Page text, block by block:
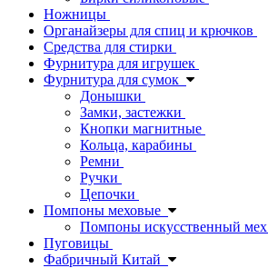
Ножницы
Органайзеры для спиц и крючков
Средства для стирки
Фурнитура для игрушек
Фурнитура для сумок
Донышки
Замки, застежки
Кнопки магнитные
Кольца, карабины
Ремни
Ручки
Цепочки
Помпоны меховые
Помпоны искусственный мех
Пуговицы
Фабричный Китай